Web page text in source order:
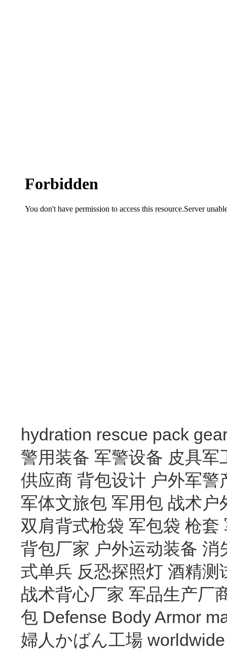
hydration rescue pack
警用装备 军警设备 皮具军
供应商 背包设计 户外军警
军体文旅包 军用包 战术户
双肩背式枪袋 军包袋 枪套
背包厂家 户外运动装备 消
式单兵 反恐探照灯 酒精测
战术背心厂家 军品生产厂
包 Defense Body Armor
婦人かばん工場 worldwide